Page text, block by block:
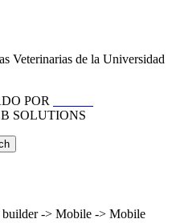
Veterinarias de la Universidad
POR
SOLUTIONS
builder -> Mobile -> Mobile